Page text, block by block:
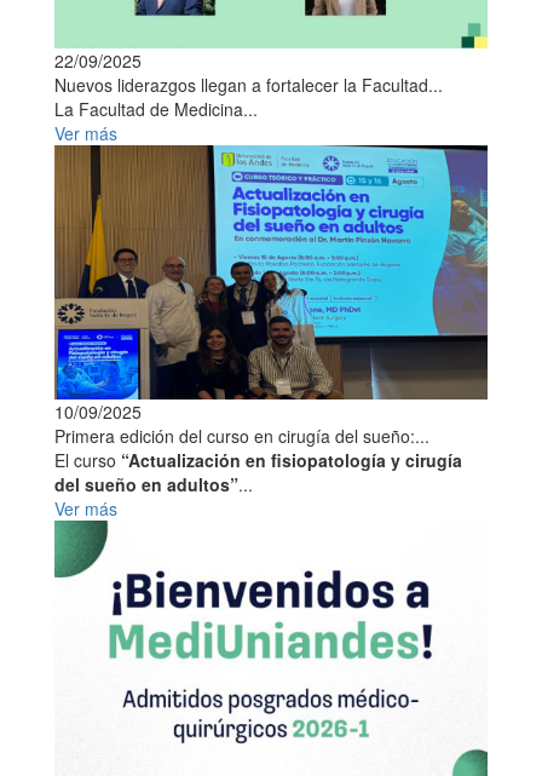
22/09/2025
Nuevos liderazgos llegan a fortalecer la Facultad...
La Facultad de Medicina...
Ver más
10/09/2025
Primera edición del curso en cirugía del sueño:...
El curso “Actualización en fisiopatología y cirugía
del sueño en adultos”...
Ver más